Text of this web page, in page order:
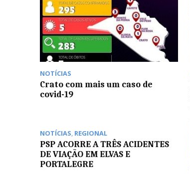
NOTÍCIAS
Crato com mais um caso de
covid-19
NOTÍCIAS, REGIONAL
PSP ACORRE A TRÊS ACIDENTES
DE VIAÇÃO EM ELVAS E
PORTALEGRE